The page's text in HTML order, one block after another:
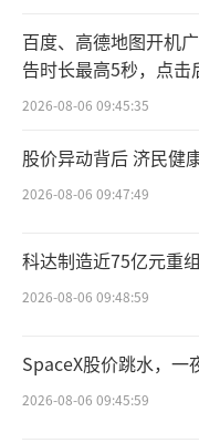
多企业会综合考
广汽菲克破
简称“公告”）显
年停产，标的物
能存在灭失、损
标的物明细仅供
权衡价值的最终
示，流动资产主
轴、编码器、视
百度、高德地图开机
告时长最高5秒，点击
2026-08-06 09:45:35
股价异动背后 济民健
2026-08-06 09:47:49
科达制造近75亿元重
2026-08-06 09:48:59
SpaceX股价跳水，一
2026-08-06 09:45:59